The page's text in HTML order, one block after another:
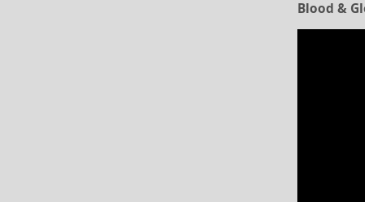
Blood &